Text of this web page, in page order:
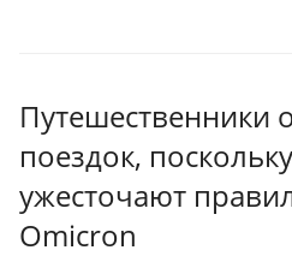
Путешественники
поездок,
ужесточают
Omicron